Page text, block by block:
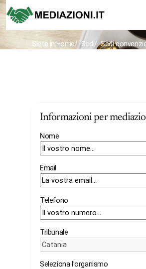
Siete in:Home Sedi Sedi
Informazioni per
Nome
Email
Telefono
Tribunale
Seleziona l'organismo